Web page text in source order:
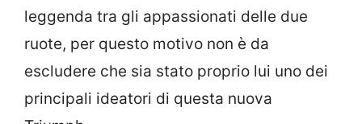
leggenda tra gli appassionati delle due
ruote, per questo motivo non è da
escludere che sia stato proprio lui uno dei
principali ideatori di questa nuova